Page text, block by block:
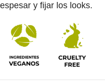
espesar y fijar los looks.